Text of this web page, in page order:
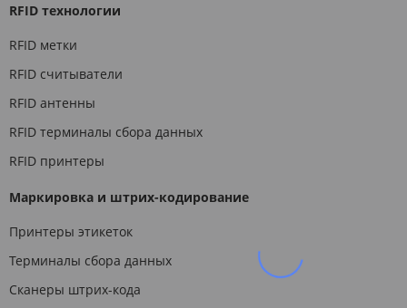
RFID технологии
RFID метки
RFID считыватели
RFID антенны
RFID терминалы сбора данных
RFID принтеры
Маркировка и штрих-кодирование
Принтеры этикеток
Терминалы сбора данных
Сканеры штрих-кода